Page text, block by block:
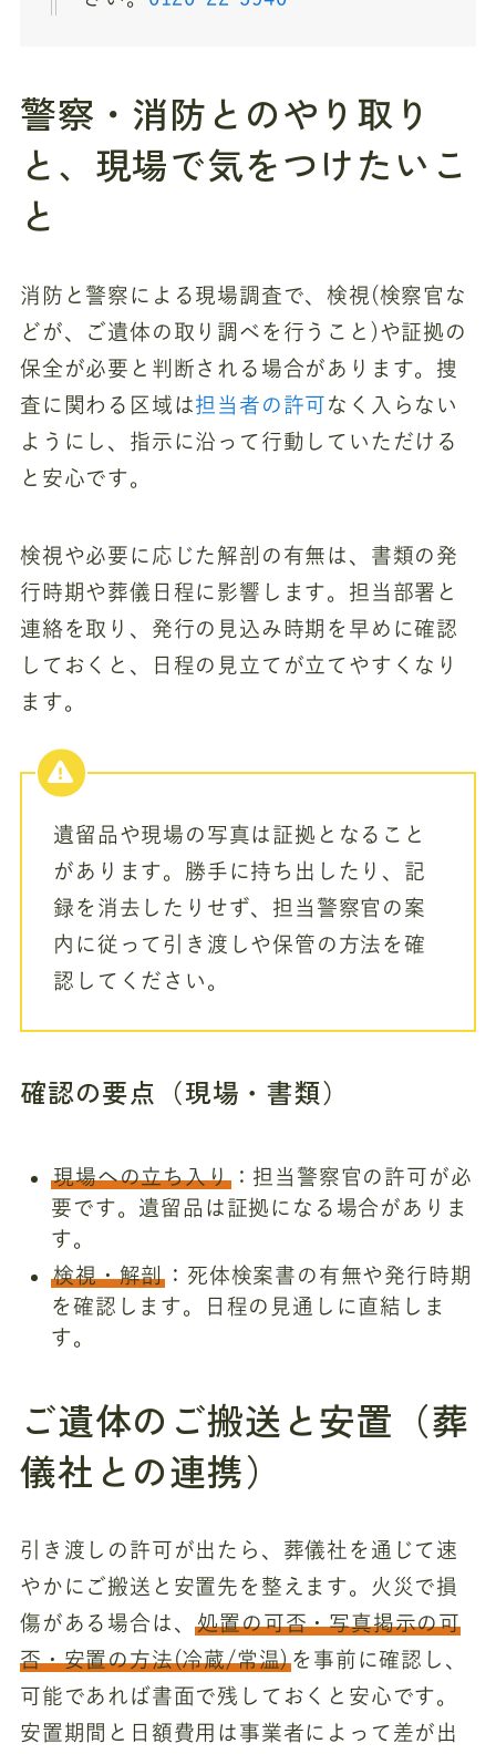
警察・消防とのやり取り
と、現場で気をつけたいこ
と
消防と警察による現場調査で、検視(検察官な
どが、ご遺体の取り調べを行うこと)や証拠の
保全が必要と判断される場合があります。捜
査に関わる区域は担当者の許可 なく入らない
ようにし、指示に沿って行動していただける
と安心です。
検視や必要に応じた解剖の有無は、書類の発
行時期や葬儀日程に影響します。担当部署と
連絡を取り、発行の見込み時期を早めに確認
しておくと、日程の見立てが立てやすくなり
ます。
遺留品や現場の写真は証拠となること
があります。勝手に持ち出したり、記
録を消去したりせず、担当警察官の案
内に従って引き渡しや保管の方法を確
認してください。
確認の要点（現場・書類）
現場への立ち入り：担当警察官の許可が必
要です。遺留品は証拠になる場合がありま
す。
検視・解剖 ：死体検案書の有無や発行時期
を確認します。日程の見通しに直結しま
す。
ご遺体のご搬送と安置（葬
儀社との連携）
引き渡しの許可が出たら、葬儀社を通じて速
やかにご搬送と安置先を整えます。火災で損
傷がある場合は、処置の可否・写真掲示の可
否・安置の方法(冷蔵/常温)を事前に確認し、
可能であれば書面で残しておくと安心です。
安置期間と日額費用は事業者によって差が出